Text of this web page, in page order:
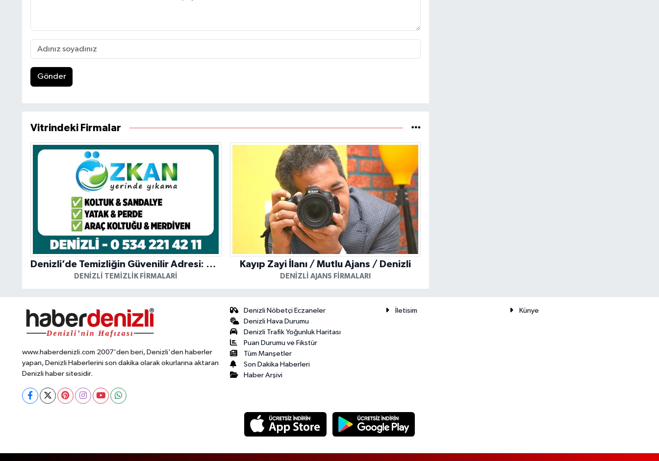
Gönder
Vitrindeki Firmalar
Denizli’de Temizliğin Güvenilir Adresi: Özkan Yerinde Yıkama
DENIZLI TEMIZLIK FIRMALARI
Kayıp Zayi İlanı / Mutlu Ajans / Denizli
DENIZLI AJANS FIRMALARI
www.haberdenizli.com 2007'den beri, Denizli'den haberler
yapan, Denizli Haberlerini son dakika olarak okurlarına aktaran
Denizli haber sitesidir.
Denizli Nöbetçi Eczaneler
Denizli Hava Durumu
Denizli Trafik Yoğunluk Haritası
Puan Durumu ve Fikstür
Tüm Manşetler
Son Dakika Haberleri
Haber Arşivi
İletisim Künye